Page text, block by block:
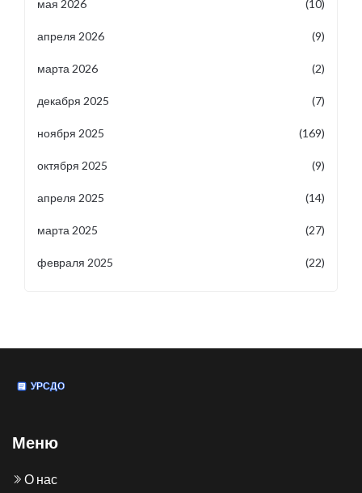
мая 2026 (10)
апреля 2026 (9)
марта 2026 (2)
декабря 2025 (7)
ноября 2025 (169)
октября 2025 (9)
апреля 2025 (14)
марта 2025 (27)
февраля 2025 (22)
Меню
О нас